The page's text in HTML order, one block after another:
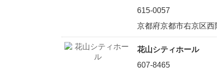
615-0057
京都府京都市右京区
花山シティホール
607-8465